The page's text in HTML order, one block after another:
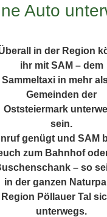
Auto
in der Region
ihr mit SAM – dem
Sammeltaxi in mehr
Gemeinden der
Oststeiermark
sein.
genügt und SAM
zum Bahnhof
– so
in der ganzen
Region Pöllauer Tal
unterwegs.